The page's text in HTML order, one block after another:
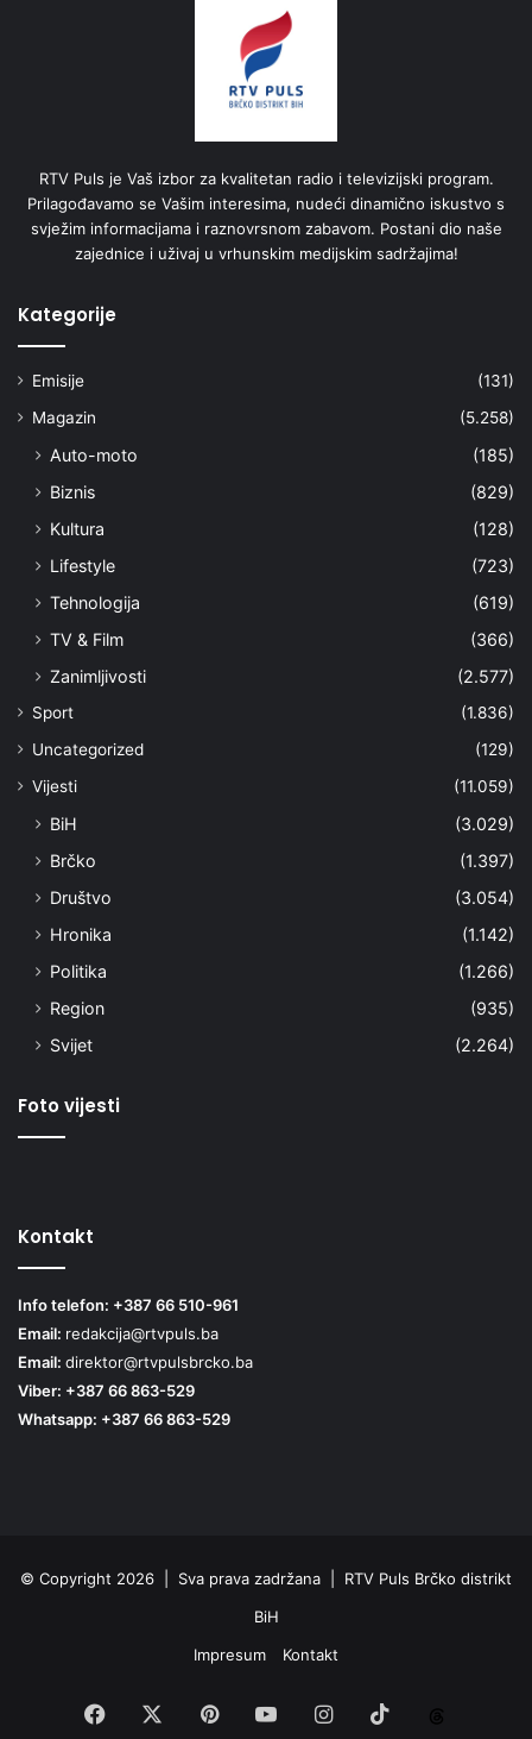
RTV Puls je Vaš izbor za kvalitetan radio i televizijski program.
Prilagođavamo se Vašim interesima, nudeći dinamično iskustvo s
svježim informacijama i raznovrsnom zabavom. Postani dio naše
zajednice i uživaj u vrhunskim medijskim sadržajima!
Kategorije
Emisije
(131)
Magazin
(5.258)
Auto-moto
(185)
Biznis
(829)
Kultura
(128)
Lifestyle
(723)
Tehnologija
(619)
TV & Film
(366)
Zanimljivosti
(2.577)
Sport
(1.836)
Uncategorized
(129)
Vijesti
(11.059)
BiH
(3.029)
Brčko
(1.397)
Društvo
(3.054)
Hronika
(1.142)
Politika
(1.266)
Region
(935)
Svijet
(2.264)
Foto vijesti
Kontakt
Info telefon: +387 66 510-961
Email: redakcija@rtvpuls.ba
Email: direktor@rtvpulsbrcko.ba
Viber: +387 66 863-529
Whatsapp: +387 66 863-529
© Copyright 2026 | Sva prava zadržana | RTV Puls Brčko distrikt
BiH
Impresum
Kontakt
Facebook PinterestYouTubeInstagram
TikTok